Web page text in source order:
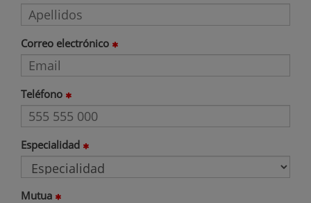
Correo electrónico
Teléfono
Especialidad
Mutua